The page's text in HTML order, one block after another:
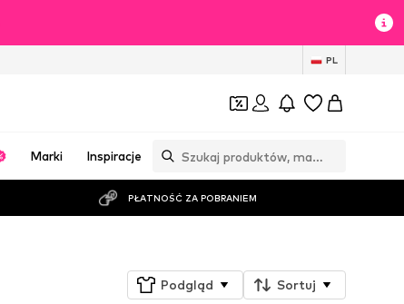
PL
Marki Inspiracje
PŁATNOŚĆ ZA POBRANIEM
Podgląd Sortuj